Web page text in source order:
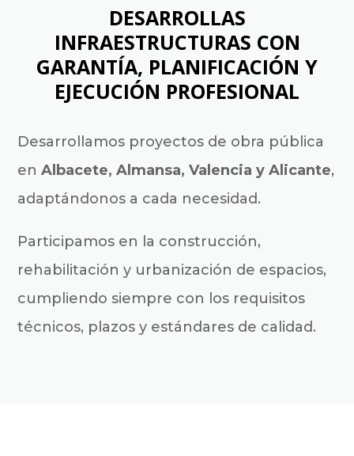
DESARROLLAS
INFRAESTRUCTURAS CON
GARANTÍA, PLANIFICACIÓN Y
EJECUCIÓN PROFESIONAL
Desarrollamos proyectos de obra pública
enAlbacete, Almansa, Valencia y Alicante,
adaptándonos a cada necesidad.
Participamos en la construcción,
rehabilitación y urbanización de espacios,
cumpliendo siempre con los requisitos
técnicos, plazos y estándares de calidad.